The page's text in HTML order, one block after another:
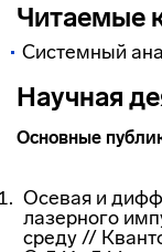
Читаемые
Системный
Научная
Основные
Осевая и
лазерного
среду //